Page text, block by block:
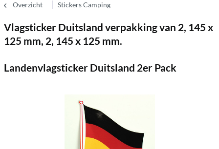
Overzicht Stickers Camping
Vlagsticker Duitsland verpakking van 2, 145 x
125 mm, 2, 145 x 125 mm.
Landenvlagsticker Duitsland 2er Pack